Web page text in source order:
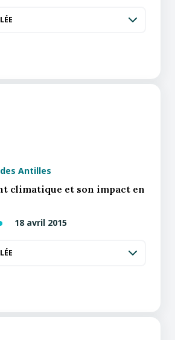
Antilles
climatique et son impact en
18 avril 2015